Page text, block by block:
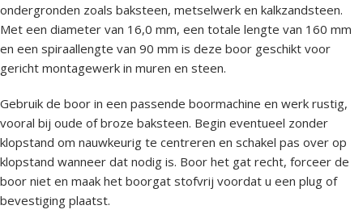
ondergronden zoals baksteen, metselwerk en kalkzandsteen.
Met een diameter van 16,0 mm, een totale lengte van 160 mm
en een spiraallengte van 90 mm is deze boor geschikt voor
gericht montagewerk in muren en steen.
Gebruik de boor in een passende boormachine en werk rustig,
vooral bij oude of broze baksteen. Begin eventueel zonder
klopstand om nauwkeurig te centreren en schakel pas over op
klopstand wanneer dat nodig is. Boor het gat recht, forceer de
boor niet en maak het boorgat stofvrij voordat u een plug of
bevestiging plaatst.